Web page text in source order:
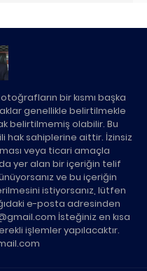
bir kısmı başka
genellikle belirtilmekle
belirtilmemiş olabilir. Bu
hak sahiplerine aittir. İzinsiz
veya ticari amaçla
yer alan bir içeriğin telif
ve bu içeriğin
istiyorsanız, lütfen
e-posta adresinden
İsteğiniz en kısa
işlemler yapılacaktır.